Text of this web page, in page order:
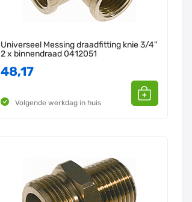
Universeel Messing draadfitting knie 3/4"
2 x binnendraad 0412051
48,17
Volgende werkdag in huis